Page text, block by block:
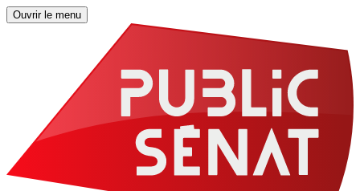
Ouvrir le menu